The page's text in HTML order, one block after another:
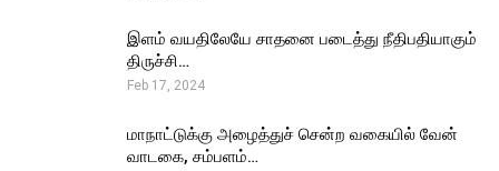
இளம் வயதிலேயே சாதனை படைத்து நீதிபதியாகும்
திருச்சி…
Feb 17, 2024
மாநாட்டுக்கு அழைத்துச் சென்ற வகையில் வேன்
வாடகை, சம்பளம்…